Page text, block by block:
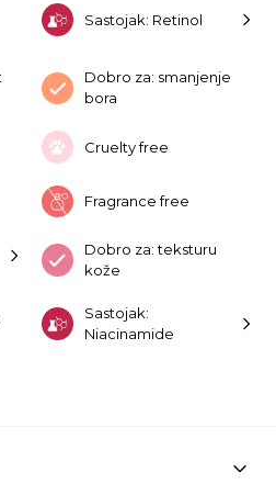
Sastojak: Retinol
Dobro za: smanjenje
bora
Cruelty free
Fragrance free
Dobro za: teksturu
kože
Sastojak:
Niacinamide